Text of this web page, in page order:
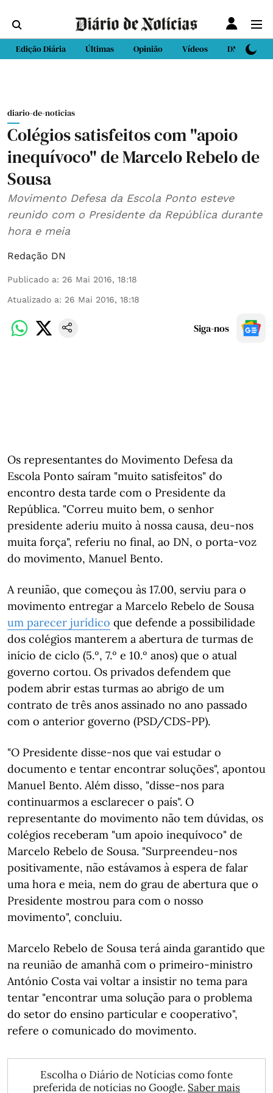
Edição Diária Últimas Opinião Vídeos DN Sport
diario-de-noticias
Colégios satisfeitos com "apoio
inequívoco" de Marcelo Rebelo de
Sousa
Movimento Defesa da Escola Ponto esteve
reunido com o Presidente da República durante
hora e meia
Redação DN
Publicado a: 26 Mai 2016, 18:18
Atualizado a: 26 Mai 2016, 18:18
Siga-nos
Os representantes do Movimento Defesa da
Escola Ponto saíram "muito satisfeitos" do
encontro desta tarde com o Presidente da
República. "Correu muito bem, o senhor
presidente aderiu muito à nossa causa, deu-nos
muita força", referiu no final, ao DN, o porta-voz
do movimento, Manuel Bento.
A reunião, que começou às 17.00, serviu para o
movimento entregar a Marcelo Rebelo de Sousa
um parecer jurídico que defende a possibilidade
dos colégios manterem a abertura de turmas de
início de ciclo (5.º, 7.º e 10.º anos) que o atual
governo cortou. Os privados defendem que
podem abrir estas turmas ao abrigo de um
contrato de três anos assinado no ano passado
com o anterior governo (PSD/CDS-PP).
"O Presidente disse-nos que vai estudar o
documento e tentar encontrar soluções", apontou
Manuel Bento. Além disso, "disse-nos para
continuarmos a esclarecer o país". O
representante do movimento não tem dúvidas, os
colégios receberam "um apoio inequívoco" de
Marcelo Rebelo de Sousa. "Surpreendeu-nos
positivamente, não estávamos à espera de falar
uma hora e meia, nem do grau de abertura que o
Presidente mostrou para com o nosso
movimento", concluiu.
Marcelo Rebelo de Sousa terá ainda garantido que
na reunião de amanhã com o primeiro-ministro
António Costa vai voltar a insistir no tema para
tentar "encontrar uma solução para o problema
do setor do ensino particular e cooperativo",
refere o comunicado do movimento.
Escolha o Diário de Notícias como fonte
preferida de notícias no Google. Saber mais